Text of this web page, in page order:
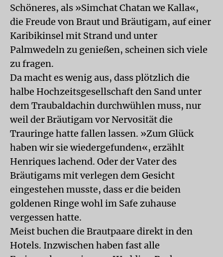
Schöneres, als »Simchat Chatan we Kalla«,
die Freude von Braut und Bräutigam, auf einer
Karibikinsel mit Strand und unter
Palmwedeln zu genießen, scheinen sich viele
zu fragen.
Da macht es wenig aus, dass plötzlich die
halbe Hochzeitsgesellschaft den Sand unter
dem Traubaldachin durchwühlen muss, nur
weil der Bräutigam vor Nervosität die
Trauringe hatte fallen lassen. »Zum Glück
haben wir sie wiedergefunden«, erzählt
Henriques lachend. Oder der Vater des
Bräutigams mit verlegen dem Gesicht
eingestehen musste, dass er die beiden
goldenen Ringe wohl im Safe zuhause
vergessen hatte.
Meist buchen die Brautpaare direkt in den
Hotels. Inzwischen haben fast alle